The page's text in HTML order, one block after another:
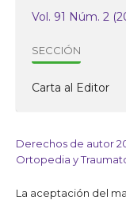
Vol. 91 Núm. 2
SECCIÓN
Carta al Editor
Derechos de autor
Ortopedia y
La aceptación del